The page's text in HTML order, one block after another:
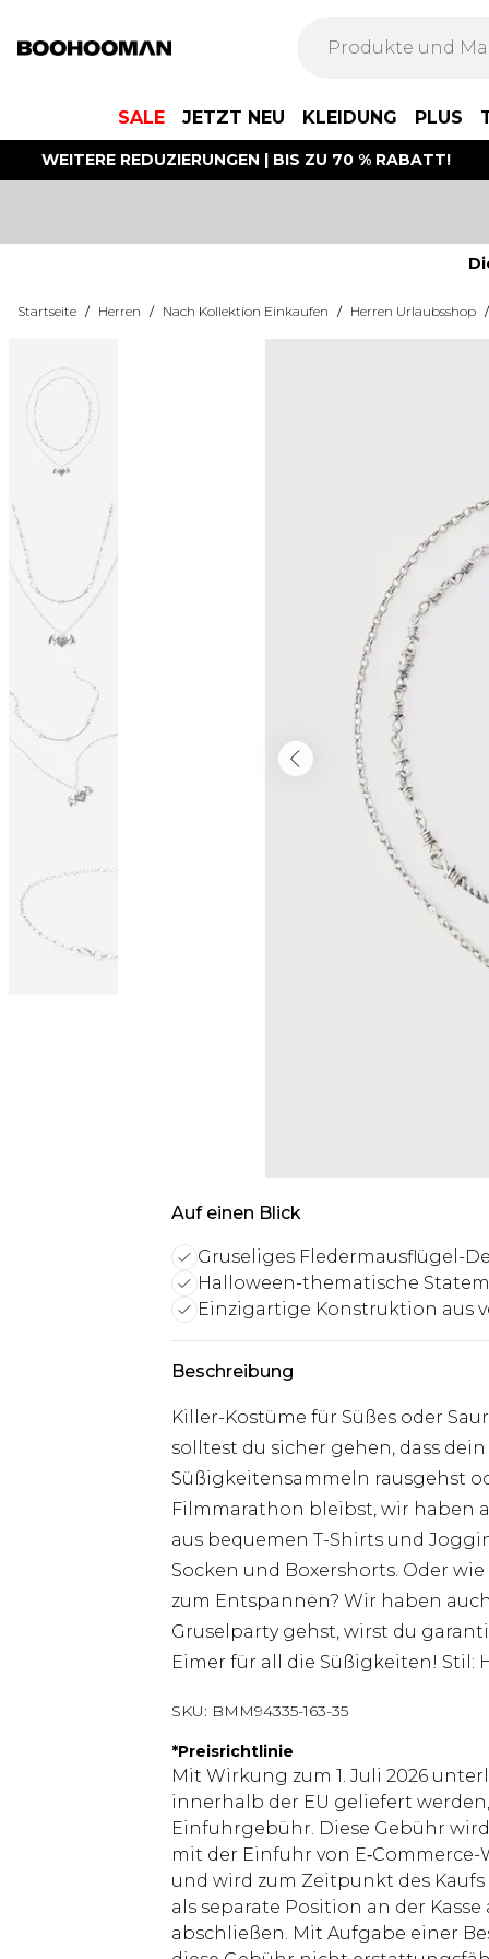
SALE JETZT NEU KLEIDUNG PLUS
WEITERE REDUZIERUNGEN | BIS ZU 70 % RABATT!
Startseite / Herren / Nach Kollektion Einkaufen / Herren Urlaubsshop /
Auf einen Blick
Gruseliges Fledermausflügel-
Halloween-thematische
Einzigartige Konstruktion aus
Beschreibung
Killer-Kostüme für Süßes oder
solltest du sicher gehen, dass
Süßigkeitensammeln rausgehst
Filmmarathon bleibst, wir haben
aus bequemen T-Shirts und
Socken und Boxershorts. Oder
zum Entspannen? Wir haben
Gruselparty gehst, wirst du
Eimer für all die Süßigkeiten! Stil:
SKU: BMM94335-163-35
*Preisrichtlinie
Mit Wirkung zum 1. Juli 2026
innerhalb der EU geliefert
Einfuhrgebühr. Diese Gebühr
mit der Einfuhr von
und wird zum Zeitpunkt des
als separate Position an der
abschließen. Mit Aufgabe einer